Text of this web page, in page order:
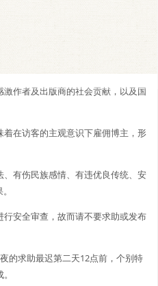
作者及出版商的社会贡献，以及国
在访客的主观意识下雇佣博主，形
有伤民族感情、有违优良传统、安
安全审查，故而请不要求助或发布
的求助最迟第二天12点前，个别特